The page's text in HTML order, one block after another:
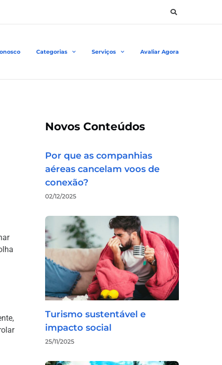
Categorias Serviços Avaliar Agora
Novos Conteúdos
Por que as companhias
aéreas cancelam voos de
conexão?
02/12/2025
Turismo sustentável e
impacto social
25/11/2025